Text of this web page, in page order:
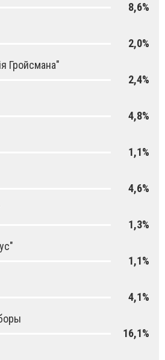
8,6%
2,0%
Гройсмана"
2,4%
4,8%
1,1%
4,6%
1,3%
1,1%
4,1%
16,1%